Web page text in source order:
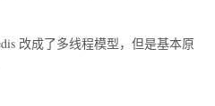
改成了多线程模型，但是基本原